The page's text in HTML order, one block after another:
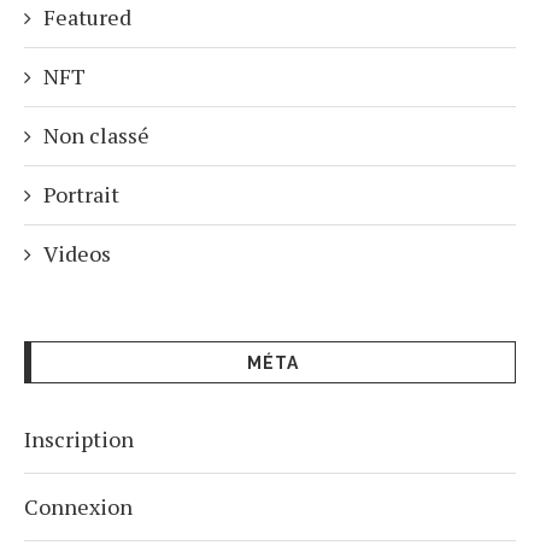
Featured
NFT
Non classé
Portrait
Videos
MÉTA
Inscription
Connexion